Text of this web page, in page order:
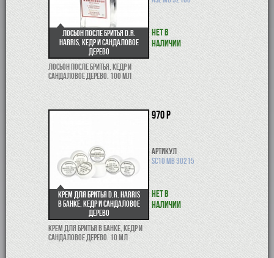
Лосьон после бритья D.R.
Harris, кедр и сандаловое
дерево
Лосьон после бритья, кедр и
сандаловое дерево. 100 мл
Нет в
наличии
Крем для бритья D.R. Harris
в банке, кедр и сандаловое
дерево
Крем для бритья в банке, кедр и
сандаловое дерево. 10 мл
970 р
Артикул
SC10 MB 30215
Нет в
наличии